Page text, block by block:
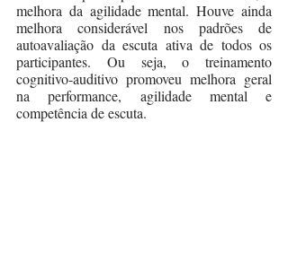
melhora da agilidade mental. Houve ainda
melhora considerável nos padrões de
autoavaliação da escuta ativa de todos os
participantes. Ou seja, o treinamento
cognitivo-auditivo promoveu melhora geral
na performance, agilidade mental e
competência de escuta.